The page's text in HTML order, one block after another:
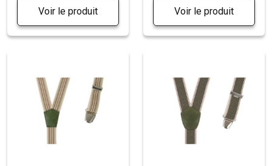
Voir le produit Voir le produit